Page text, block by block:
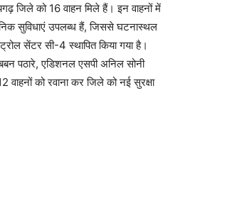
जिले को 16 वाहन मिले हैं। इन वाहनों में
सुविधाएं उपलब्ध हैं, जिससे घटनास्थल
सेंटर सी-4 स्थापित किया गया है।
पठारे, एडिशनल एसपी अनिल सोनी
को रवाना कर जिले को नई सुरक्षा